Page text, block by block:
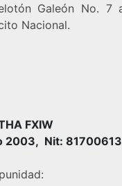
Galeón No. 7
Nacional.
FXIW
2003, Nit: